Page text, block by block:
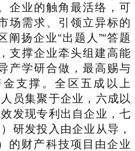
企业的触角最活络，可
场需求、引领立异标的
阐扬企业“出题人”“答题
支撑企业牵头组建高能
产学研合做，最高赐与
支撑。全区五成以上
员集聚于企业，六成以
发现专利出自企业，七
研发投入由企业从导，
的财产科技项目由企业